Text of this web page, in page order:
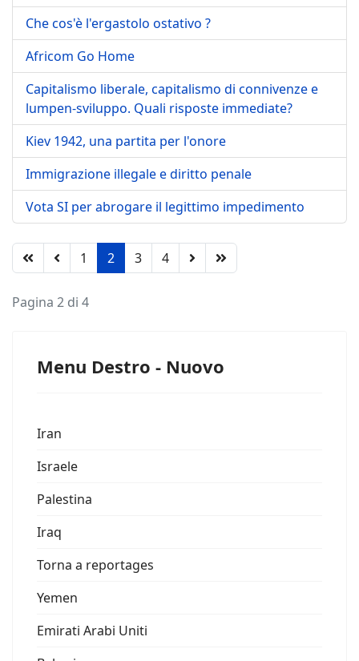
Che cos'è l'ergastolo ostativo ?
Africom Go Home
Capitalismo liberale, capitalismo di connivenze e
lumpen-sviluppo. Quali risposte immediate?
Kiev 1942, una partita per l'onore
Immigrazione illegale e diritto penale
Vota SI per abrogare il legittimo impedimento
1 2 3 4
Pagina 2 di 4
Menu Destro - Nuovo
Iran
Israele
Palestina
Iraq
Torna a reportages
Yemen
Emirati Arabi Uniti